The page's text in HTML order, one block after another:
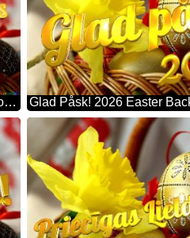
Joyeuses Pâques 2026 Easter Background Glad Påsk! 2026 Easter